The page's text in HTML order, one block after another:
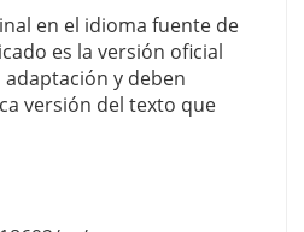
en el idioma fuente de
es la versión oficial
y deben
versión del texto que